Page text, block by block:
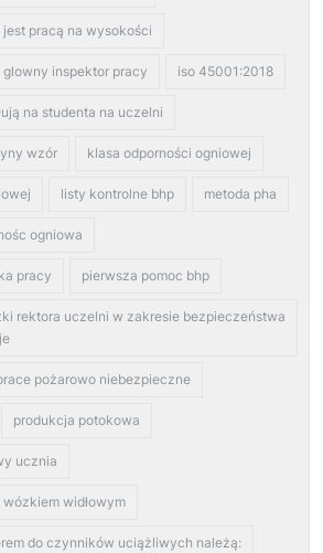
pracą na wysokości
glowny inspektor pracy iso 45001:2018
na studenta na uczelni
wzór klasa odporności ogniowej
listy kontrolne bhp metoda pha
ogniowa
pracy pierwsza pomoc bhp
rektora uczelni w zakresie bezpieczeństwa
pożarowo niebezpieczne
produkcja potokowa
ucznia
widłowym
do czynników uciążliwych należą: